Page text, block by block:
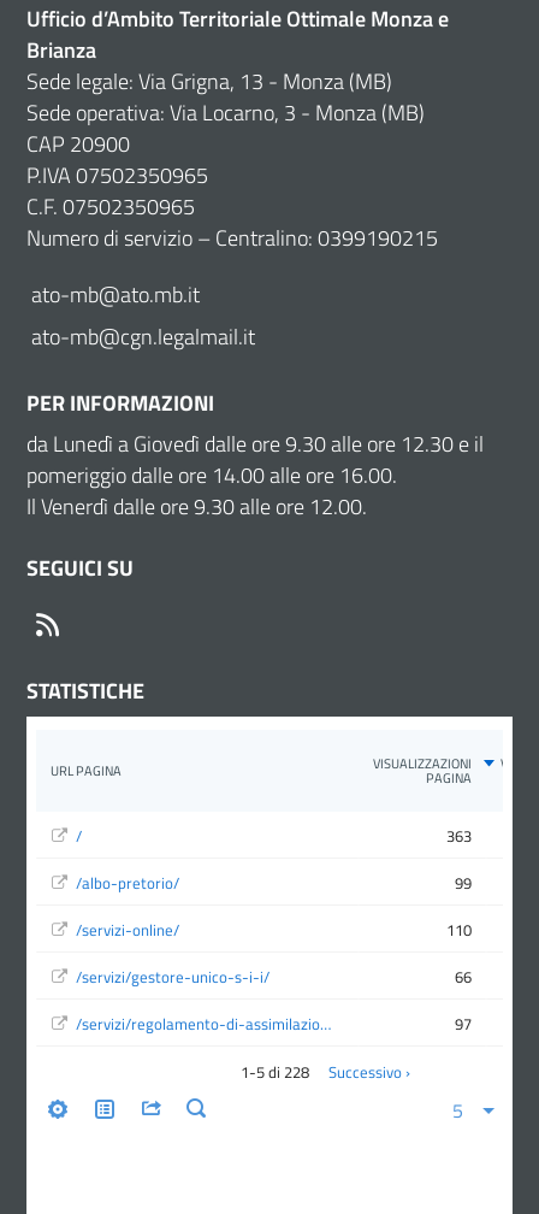
Ufficio d’Ambito Territoriale Ottimale Monza e
Brianza
Sede legale: Via Grigna, 13 - Monza (MB)
Sede operativa: Via Locarno, 3 - Monza (MB)
CAP 20900
P.IVA 07502350965
C.F. 07502350965
Numero di servizio – Centralino: 0399190215
ato-mb@ato.mb.it
ato-mb@cgn.legalmail.it
PER INFORMAZIONI
da Lunedì a Giovedì dalle ore 9.30 alle ore 12.30 e il
pomeriggio dalle ore 14.00 alle ore 16.00.
Il Venerdì dalle ore 9.30 alle ore 12.00.
SEGUICI SU
STATISTICHE